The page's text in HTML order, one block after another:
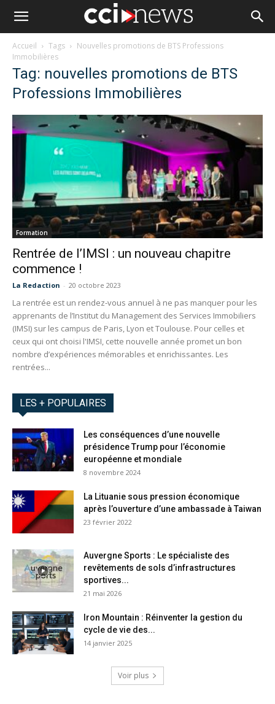
Accueil Tags
Nouvelles promotions de BTS Professions
Immobilières
Tag: nouvelles promotions de BTS
Professions Immobilières
Formation
Rentrée de l’IMSI : un nouveau chapitre
commence !
La Redaction - 20 octobre 2023
La rentrée est un rendez-vous annuel à ne pas manquer pour les
apprenants de l’Institut du Management des Services Immobiliers
(IMSI) sur les campus de Paris, Lyon et Toulouse. Pour celles et
ceux qui ont choisi l'IMSI, cette nouvelle année promet un bon
nombre d’expériences mémorables et enrichissantes. Les
rentrées...
LES + POPULAIRES
Les conséquences d’une nouvelle
présidence Trump pour l’économie
européenne et mondiale
8 novembre 2024
La Lituanie sous pression économique
après l’ouverture d’une ambassade à Taiwan
23 février 2022
Auvergne Sports : Le spécialiste des
revêtements de sols d’infrastructures
sportives...
21 mai 2026
Iron Mountain : Réinventer la gestion du
cycle de vie des...
14 janvier 2025
Voir plus